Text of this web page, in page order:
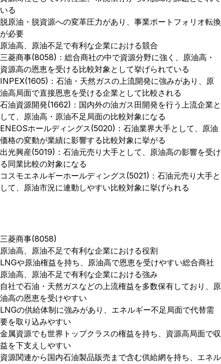
いる
脱原油・脱資源への変革圧力があり、事業ポートフォリオ転換
が必要
原油高、原油不足で有利な企業における競合
三菱商事(8058)：総合商社の中で資源分野に強く、原油高・
資源高の恩恵を受ける比較対象として挙げられている
INPEX(1605)：石油・天然ガスの上流開発に強みがあり、原
油高局面で直接恩恵を受ける企業として比較される
石油資源開発(1662)：国内外の油ガス田開発を行う上流企業と
して、原油高・原油不足局面の比較対象になる
ENEOSホールディングス(5020)：石油業界大手として、原油
価格の変動が業績に影響する比較対象に挙がる
出光興産(5019)：石油元売り大手として、原油高の影響を受け
る同業比較の対象になる
コスモエネルギーホールディングス(5021)：石油元売り大手と
して、原油市況に連動しやすい比較対象に挙げられる
三菱商事(8058)
原油高、原油不足で有利な企業における役割
LNGや原油権益を持ち、原油高で恩恵を受けやすい総合商社
原油高、原油不足で有利な企業における強み
自社で石油・天然ガスなどの上流権益を多数保有しており、原
油高の恩恵を受けやすい
LNGの供給体制に強みがあり、エネルギー不足局面で代替需
要を取り込みやすい
金属資源でも世界トップクラスの権益を持ち、資源高局面で収
益を下支えしやすい
資源関連から国内石油製品販売まで含む供給網を持ち、エネル